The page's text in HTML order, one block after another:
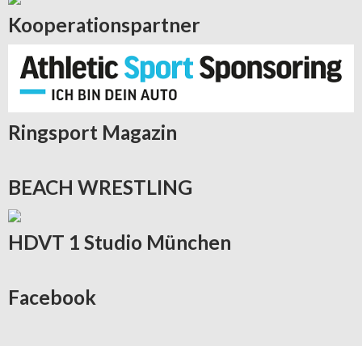
Kooperationspartner
Ringsport Magazin
BEACH WRESTLING
HDVT 1 Studio München
Facebook